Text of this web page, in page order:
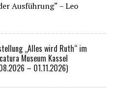
Ausführung“ – Leo
„Alles wird Ruth“ im
Museum Kassel
– 01.11.2026)